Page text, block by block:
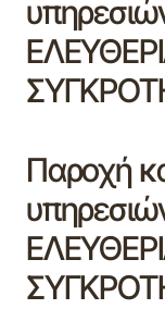
Παροχή